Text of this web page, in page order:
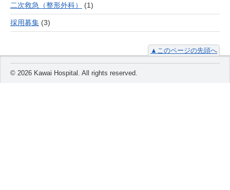
二次救急（整形外科） (1)
採用募集 (3)
▲このページの先頭へ
© 2026 Kawai Hospital. All rights reserved.